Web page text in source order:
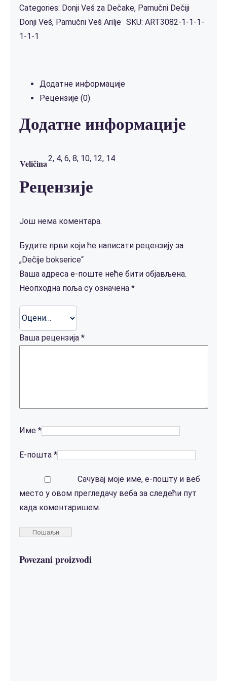
Categories: Donji Veš za Dečake, Pamučni Dečiji
Donji Veš, Pamučni Veš Arilje SKU: ART3082-1-1-1-
1-1-1
Додатне информације
Рецензије (0)
Додатне информације
Veličina2, 4, 6, 8, 10, 12, 14
Рецензије
Још нема коментара.
Будите први који ће написати рецензију за
„Dečije bokserice“
Ваша адреса е-поште неће бити објављена.
Неопходна поља су означена *
Ваша рецензија *
Име *
Е-пошта *
Сачувај моје име, е-пошту и веб
место у овом прегледачу веба за следећи пут
када коментаришем.
Povezani proizvodi